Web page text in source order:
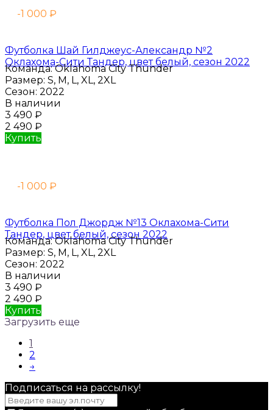
-1 000 ₽
Футболка Шай Гилджеус-Александр №2
Оклахома-Сити Тандер, цвет белый, сезон 2022
Команда:Oklahoma City Thunder
Размер: S, M, L, XL, 2XL
Сезон: 2022
В наличии
3 490 ₽
2 490 ₽
Купить
-1 000 ₽
Футболка Пол Джордж №13 Оклахома-Сити
Тандер, цвет белый, сезон 2022
Команда:Oklahoma City Thunder
Размер: S, M, L, XL, 2XL
Сезон: 2022
В наличии
3 490 ₽
2 490 ₽
Купить
Загрузить еще
1
2
→
Подписаться на рассылкy!